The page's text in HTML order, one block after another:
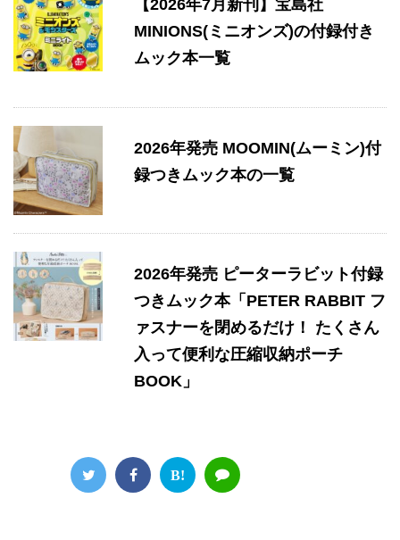
【2026年7月新刊】宝島社
MINIONS(ミニオンズ)の付録付き
ムック本一覧
2026年発売 MOOMIN(ムーミン)付
録つきムック本の一覧
2026年発売 ピーターラビット付録
つきムック本「PETER RABBIT フ
ァスナーを閉めるだけ！ たくさん
入って便利な圧縮収納ポーチ
BOOK」
B!